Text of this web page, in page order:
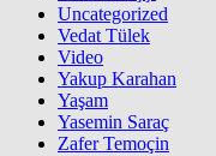
Uncategorized
Vedat Tülek
Video
Yakup Karahan
Yaşam
Yasemin Saraç
Zafer Temoçin